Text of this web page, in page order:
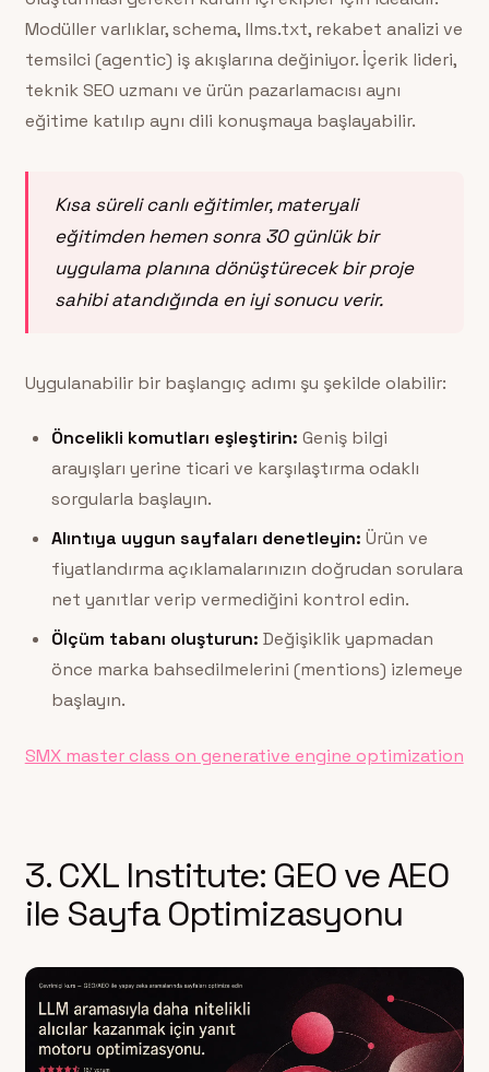
Modüller varlıklar, schema, llms.txt, rekabet analizi ve
temsilci (agentic) iş akışlarına değiniyor. İçerik lideri,
teknik SEO uzmanı ve ürün pazarlamacısı aynı
eğitime katılıp aynı dili konuşmaya başlayabilir.
Kısa süreli canlı eğitimler, materyali
eğitimden hemen sonra 30 günlük bir
uygulama planına dönüştürecek bir proje
sahibi atandığında en iyi sonucu verir.
Uygulanabilir bir başlangıç adımı şu şekilde olabilir:
Öncelikli komutları eşleştirin: Geniş bilgi
arayışları yerine ticari ve karşılaştırma odaklı
sorgularla başlayın.
Alıntıya uygun sayfaları denetleyin: Ürün ve
fiyatlandırma açıklamalarınızın doğrudan sorulara
net yanıtlar verip vermediğini kontrol edin.
Ölçüm tabanı oluşturun: Değişiklik yapmadan
önce marka bahsedilmelerini (mentions) izlemeye
başlayın.
SMX master class on generative engine optimization
3. CXL Institute: GEO ve AEO
ile Sayfa Optimizasyonu